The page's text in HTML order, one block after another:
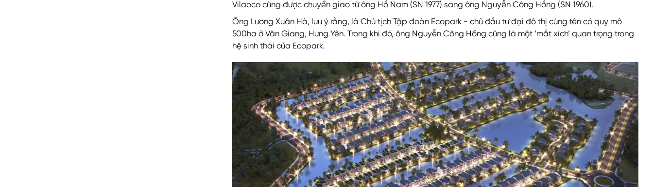
Vilaoco cũng được chuyển giao từ ông Hồ Nam (SN 1977) sang ông Nguyễn Công Hồng (SN 1960).
Ông Lương Xuân Hà, lưu ý rằng, là Chủ tịch Tập đoàn Ecopark - chủ đầu tư đại đô thị cùng tên có quy mô
500ha ở Văn Giang, Hưng Yên. Trong khi đó, ông Nguyễn Công Hồng cũng là một ‘mắt xích’ quan trọng trong
hệ sinh thái của Ecopark.